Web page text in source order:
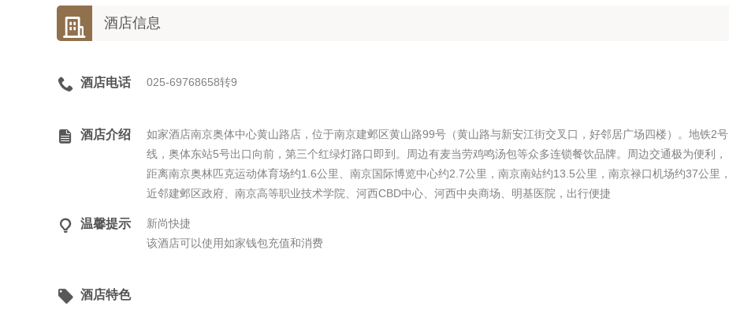
 酒店信息
 酒店电话 025-69768658转9
 酒店介绍
如家酒店南京奥体中心黄山路店，位于南京建邺区黄山路99号（黄山路与新安江街交叉口，好邻居广场四楼）。地铁2号
线，奥体东站5号出口向前，第三个红绿灯路口即到。周边有麦当劳鸡鸣汤包等众多连锁餐饮品牌。周边交通极为便利，
距离南京奥林匹克运动体育场约1.6公里、南京国际博览中心约2.7公里，南京南站约13.5公里，南京禄口机场约37公里，
近邻建邺区政府、南京高等职业技术学院、河西CBD中心、河西中央商场、明基医院，出行便捷
 温馨提示
新尚快捷
该酒店可以使用如家钱包充值和消费
 酒店特色